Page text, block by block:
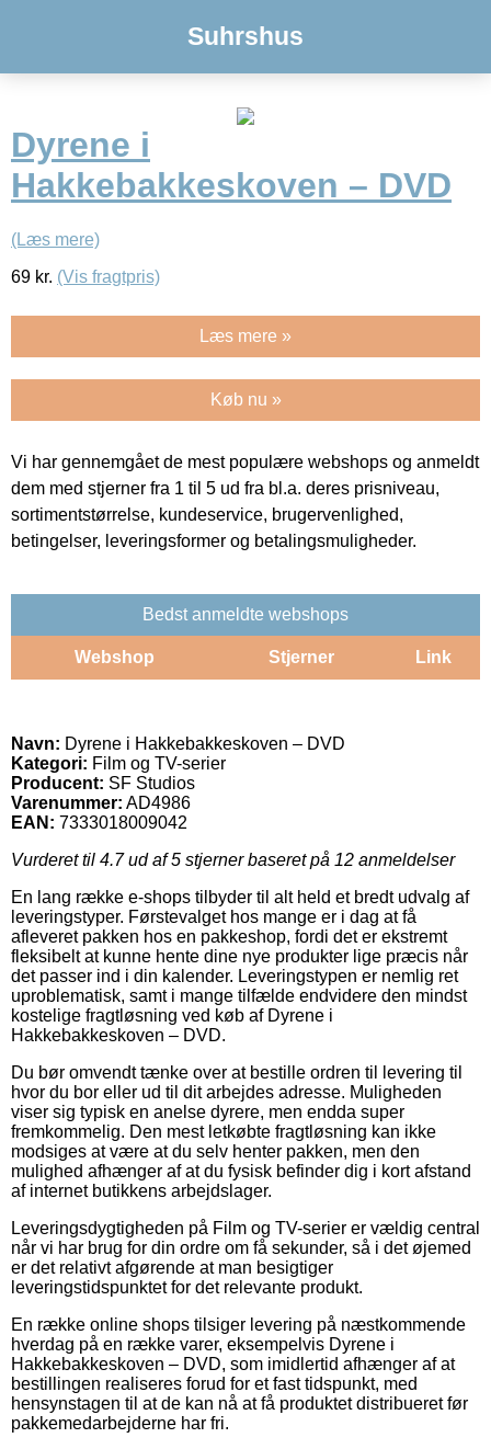
Suhrshus
Dyrene i
Hakkebakkeskoven – DVD
(Læs mere)
69 kr. (Vis fragtpris)
Læs mere »
Køb nu »
Vi har gennemgået de mest populære webshops og anmeldt
dem med stjerner fra 1 til 5 ud fra bl.a. deres prisniveau,
sortimentstørrelse, kundeservice, brugervenlighed,
betingelser, leveringsformer og betalingsmuligheder.
Bedst anmeldte webshops
Webshop Stjerner Link
Navn: Dyrene i Hakkebakkeskoven – DVD
Kategori: Film og TV-serier
Producent: SF Studios
Varenummer: AD4986
EAN: 7333018009042
Vurderet til 4.7ud af 5 stjerner baseret på 12 anmeldelser
En lang række e-shops tilbyder til alt held et bredt udvalg af
leveringstyper. Førstevalget hos mange er i dag at få
afleveret pakken hos en pakkeshop, fordi det er ekstremt
fleksibelt at kunne hente dine nye produkter lige præcis når
det passer ind i din kalender. Leveringstypen er nemlig ret
uproblematisk, samt i mange tilfælde endvidere den mindst
kostelige fragtløsning ved køb af Dyrene i
Hakkebakkeskoven – DVD.
Du bør omvendt tænke over at bestille ordren til levering til
hvor du bor eller ud til dit arbejdes adresse. Muligheden
viser sig typisk en anelse dyrere, men endda super
fremkommelig. Den mest letkøbte fragtløsning kan ikke
modsiges at være at du selv henter pakken, men den
mulighed afhænger af at du fysisk befinder dig i kort afstand
af internet butikkens arbejdslager.
Leveringsdygtigheden på Film og TV-serier er vældig central
når vi har brug for din ordre om få sekunder, så i det øjemed
er det relativt afgørende at man besigtiger
leveringstidspunktet for det relevante produkt.
En række online shops tilsiger levering på næstkommende
hverdag på en række varer, eksempelvis Dyrene i
Hakkebakkeskoven – DVD, som imidlertid afhænger af at
bestillingen realiseres forud for et fast tidspunkt, med
hensynstagen til at de kan nå at få produktet distribueret før
pakkemedarbejderne har fri.